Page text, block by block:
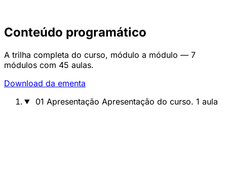
Conteúdo programático
A trilha completa do curso, módulo a módulo — 7
módulos com 45 aulas.
Download da ementa
01 Apresentação Apresentação do curso. 1 aula